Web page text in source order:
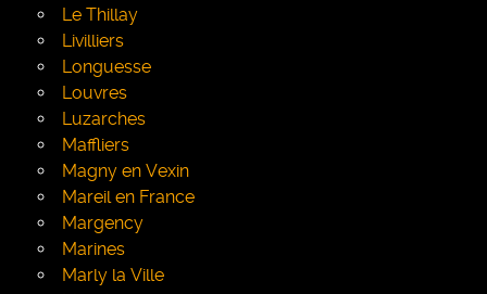
Le Thillay
Livilliers
Longuesse
Louvres
Luzarches
Maffliers
Magny en Vexin
Mareil en France
Margency
Marines
Marly la Ville